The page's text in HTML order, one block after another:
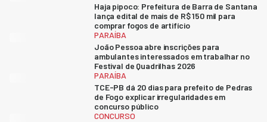
Haja pipoco: Prefeitura de Barra de Santana
lança edital de mais de R$ 150 mil para
comprar fogos de artifício
PARAÍBA
João Pessoa abre inscrições para
ambulantes interessados em trabalhar no
Festival de Quadrilhas 2026
PARAÍBA
TCE-PB dá 20 dias para prefeito de Pedras
de Fogo explicar irregularidades em
concurso público
CONCURSO